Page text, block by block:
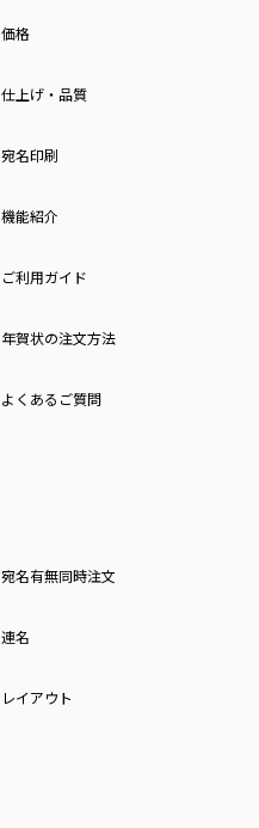
価格
仕上げ・品質
宛名印刷
機能紹介
ご利用ガイド
年賀状の注文方法
よくあるご質問
宛名有無同時注文
連名
レイアウト